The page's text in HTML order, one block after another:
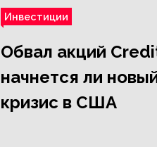
Инвестиции
Обвал акций
начнется ли
кризис в США